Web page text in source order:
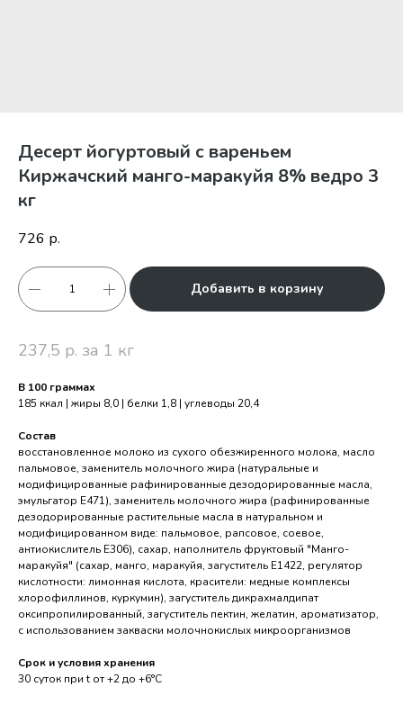
Десерт йогуртовый с вареньем
Киржачский манго-маракуйя 8% ведро 3
кг
726 р.
Добавить в корзину
237,5 р. за 1 кг
В 100 граммах
185 ккал | жиры 8,0 | белки 1,8 | углеводы 20,4
Состав
восстановленное молоко из сухого обезжиренного молока, масло
пальмовое, заменитель молочного жира (натуральные и
модифицированные рафинированные дезодорированные масла,
эмульгатор Е471), заменитель молочного жира (рафинированные
дезодорированные растительные масла в натуральном и
модифицированном виде: пальмовое, рапсовое, соевое,
антиокислитель Е306), сахар, наполнитель фруктовый "Манго-
маракуйя" (сахар, манго, маракуйя, загуститель Е1422, регулятор
кислотности: лимонная кислота, красители: медные комплексы
хлорофиллинов, куркумин), загуститель дикрахмалдипат
оксипропилированный, загуститель пектин, желатин, ароматизатор,
с использованием закваски молочнокислых микроорганизмов
Срок и условия хранения
30 суток при t от +2 до +6°С